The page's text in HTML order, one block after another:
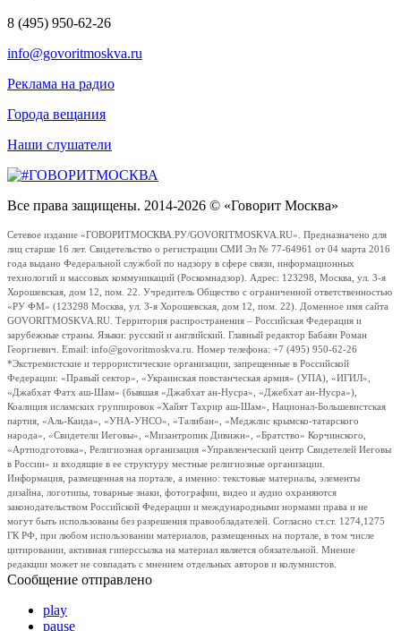
8 (495) 950-62-26
info@govoritmoskva.ru
Реклама на радио
Города вещания
Наши слушатели
Все права защищены. 2014-2026 © «Говорит Москва»
Сетевое издание «ГОВОРИТМОСКВА.РУ/GOVORITMOSKVA.RU». Предназначено для
лиц старше 16 лет. Свидетельство о регистрации СМИ Эл № 77-64961 от 04 марта 2016
года выдано Федеральной службой по надзору в сфере связи, информационных
технологий и массовых коммуникаций (Роскомнадзор). Адрес: 123298, Москва, ул. 3-я
Хорошевская, дом 12, пом. 22. Учредитель Общество с ограниченной ответственностью
«РУ ФМ» (123298 Москва, ул. 3-я Хорошевская, дом 12, пом. 22). Доменное имя сайта
GOVORITMOSKVA.RU. Территория распространения – Российская Федерация и
зарубежные страны. Языки: русский и английский. Главный редактор Бабаян Роман
Георгиевич. Email: info@govoritmoskva.ru. Номер телефона: +7 (495) 950-62-26
*Экстремистские и террористические организации, запрещенные в Российской
Федерации: «Правый сектор», «Украинская повстанческая армия» (УПА), «ИГИЛ»,
«Джабхат Фатх аш-Шам» (бывшая «Джабхат ан-Нусра», «Джебхат ан-Нусра»),
Коалиция исламских группировок «Хайят Тахрир аш-Шам», Национал-Большевистская
партия, «Аль-Каида», «УНА-УНСО», «Талибан», «Меджлис крымско-татарского
народа», «Свидетели Иеговы», «Мизантропик Дивижн», «Братство» Корчинского,
«Артподготовка», Религиозная организация «Управленческий центр Свидетелей Иеговы
в России» и входящие в ее структуру местные религиозные организации.
Информация, размещенная на портале, а именно: текстовые материалы, элементы
дизайна, логотипы, товарные знаки, фотографии, видео и аудио охраняются
законодательством Российской Федерации и международными нормами права и не
могут быть использованы без разрешения правообладателей. Согласно ст.ст. 1274,1275
ГК РФ, при любом использовании материалов, размещенных на портале, в том числе
цитировании, активная гиперссылка на материал является обязательной. Мнение
редакции может не совпадать с мнением отдельных авторов и колумнистов.
Сообщение отправлено
play
pause